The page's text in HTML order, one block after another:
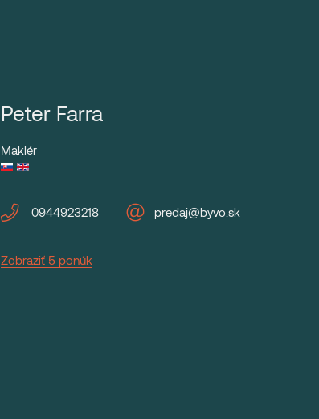
Peter Farra
Maklér
0944923218 predaj@byvo.sk
Zobraziť 5 ponúk